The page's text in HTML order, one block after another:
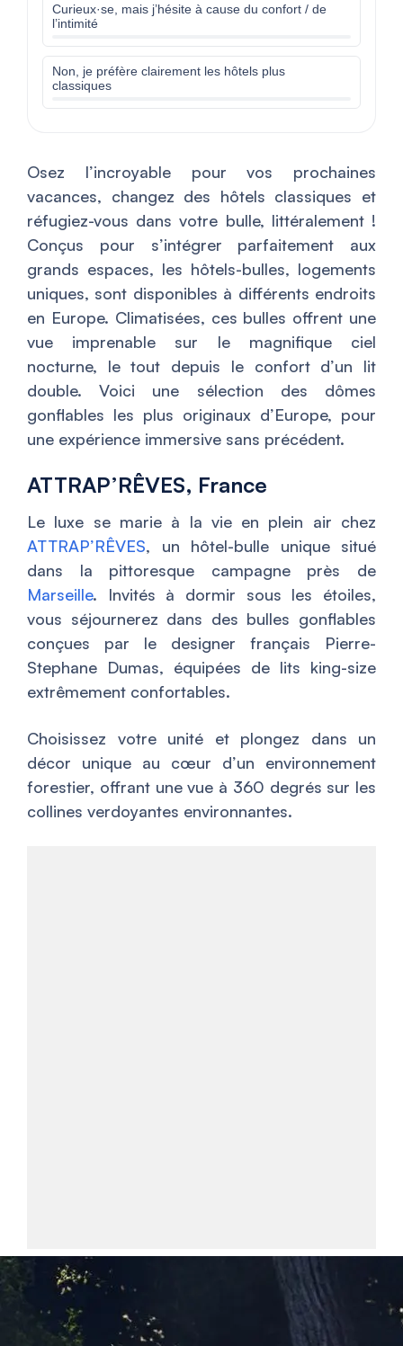
Curieux·se, mais j’hésite à cause du confort / de
l’intimité
Non, je préfère clairement les hôtels plus
classiques
Osez l’incroyable pour vos prochaines
vacances, changez des hôtels classiques et
réfugiez-vous dans votre bulle, littéralement !
Conçus pour s’intégrer parfaitement aux
grands espaces, les hôtels-bulles, logements
uniques, sont disponibles à différents endroits
en Europe. Climatisées, ces bulles offrent une
vue imprenable sur le magnifique ciel
nocturne, le tout depuis le confort d’un lit
double. Voici une sélection des dômes
gonflables les plus originaux d’Europe, pour
une expérience immersive sans précédent.
ATTRAP’RÊVES, France
Le luxe se marie à la vie en plein air chez
ATTRAP’RÊVES, un hôtel-bulle unique situé
dans la pittoresque campagne près de
Marseille. Invités à dormir sous les étoiles,
vous séjournerez dans des bulles gonflables
conçues par le designer français Pierre-
Stephane Dumas, équipées de lits king-size
extrêmement confortables.
Choisissez votre unité et plongez dans un
décor unique au cœur d’un environnement
forestier, offrant une vue à 360 degrés sur les
collines verdoyantes environnantes.